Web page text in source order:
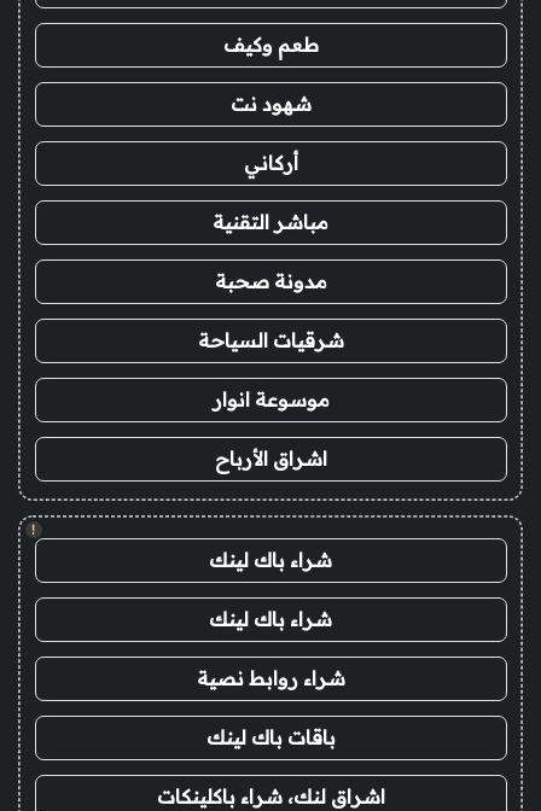
طعم وكيف
شهود نت
أركاني
مباشر التقنية
مدونة صحبة
شرقيات السياحة
موسوعة انوار
اشراق الأرباح
!
شراء باك لينك
شراء باك لينك
شراء روابط نصية
باقات باك لينك
اشراق لنك، شراء باكلينكات